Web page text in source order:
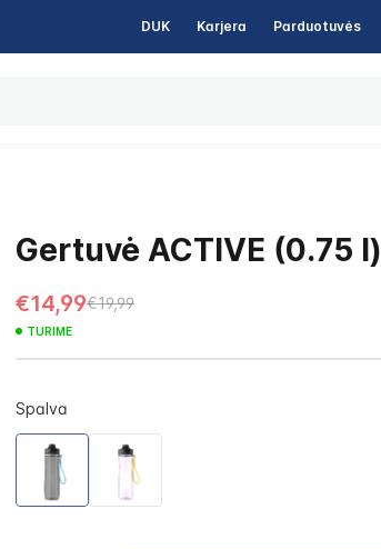
DUK Karjera Parduotuvės
Gertuvė ACTIVE (0.75 l)
€14,99€19,99
TURIME
Spalva